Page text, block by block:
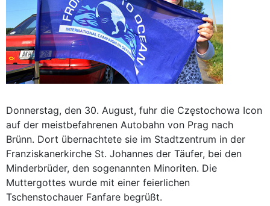
Donnerstag, den 30. August, fuhr die Częstochowa Icon
auf der meistbefahrenen Autobahn von Prag nach
Brünn. Dort übernachtete sie im Stadtzentrum in der
Franziskanerkirche St. Johannes der Täufer, bei den
Minderbrüder, den sogenannten Minoriten. Die
Muttergottes wurde mit einer feierlichen
Tschenstochauer Fanfare begrüßt.